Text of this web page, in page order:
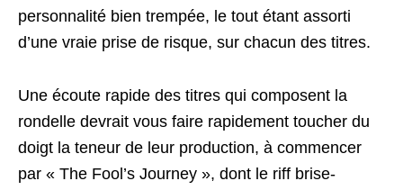
personnalité bien trempée, le tout étant assorti
d’une vraie prise de risque, sur chacun des titres.
Une écoute rapide des titres qui composent la
rondelle devrait vous faire rapidement toucher du
doigt la teneur de leur production, à commencer
par « The Fool’s Journey », dont le riff brise-